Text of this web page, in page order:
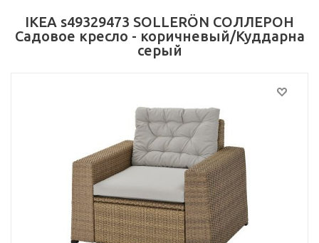
IKEA s49329473 SOLLERÖN СОЛЛЕРОН
Садовое кресло - коричневый/Куддарна
серый